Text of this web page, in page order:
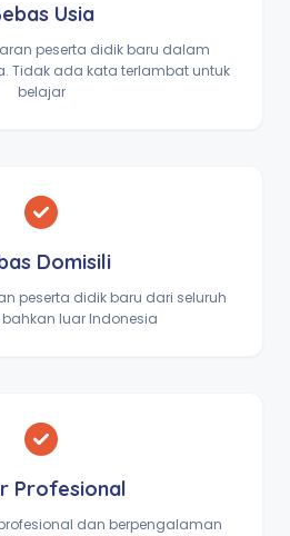
Usia
peserta didik baru dalam
Tidak ada kata terlambat untuk
belajar
Domisili
peserta didik baru dari seluruh
luar Indonesia
Profesional
dan berpengalaman